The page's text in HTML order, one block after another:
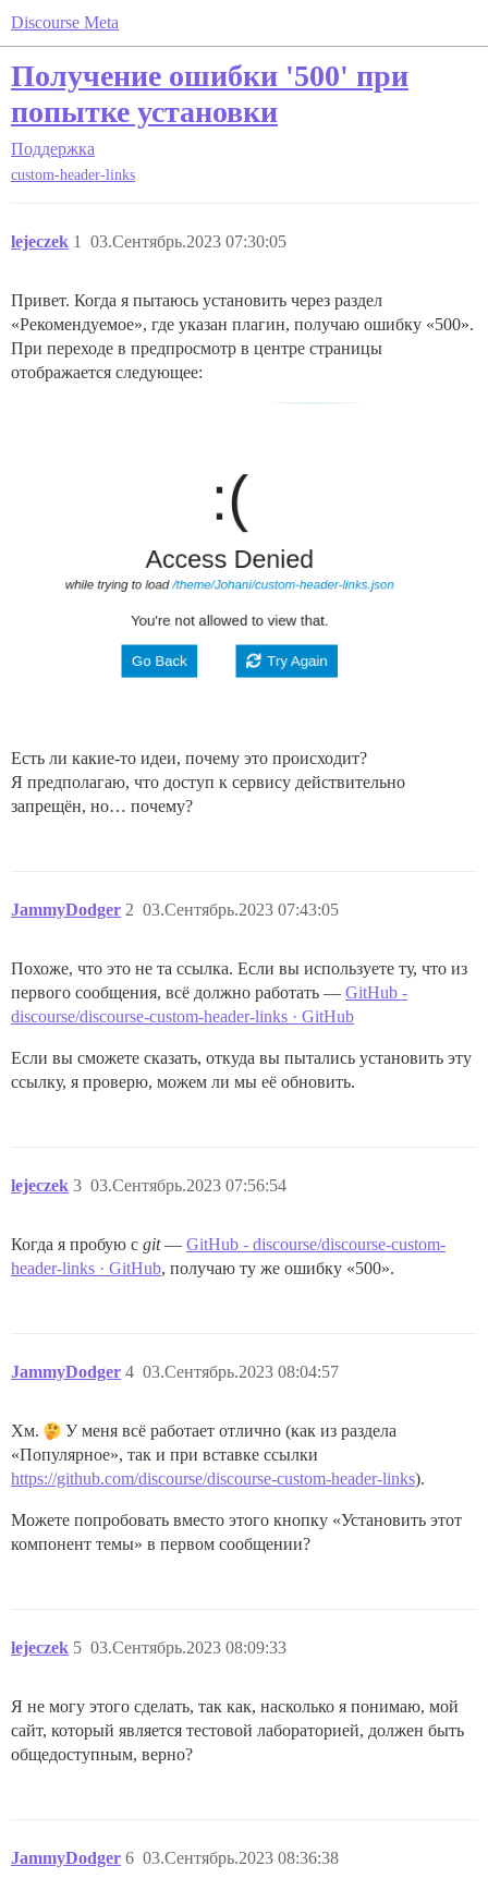
Discourse Meta
Получение ошибки '500' при
попытке установки
Поддержка
custom-header-links
lejeczek 03.Сентябрь.2023 07:30:05
1
Привет. Когда я пытаюсь установить через раздел
«Рекомендуемое», где указан плагин, получаю ошибку «500».
При переходе в предпросмотр в центре страницы
отображается следующее:
Есть ли какие-то идеи, почему это происходит?
Я предполагаю, что доступ к сервису действительно
запрещён, но… почему?
JammyDodger 03.Сентябрь.2023 07:43:05
2
Похоже, что это не та ссылка. Если вы используете ту, что из
первого сообщения, всё должно работать — GitHub -
discourse/discourse-custom-header-links · GitHub
Если вы сможете сказать, откуда вы пытались установить эту
ссылку, я проверю, можем ли мы её обновить.
lejeczek 03.Сентябрь.2023 07:56:54
3
Когда я пробую с git— GitHub - discourse/discourse-custom-
header-links · GitHub, получаю ту же ошибку «500».
JammyDodger 03.Сентябрь.2023 08:04:57
4
Хм.
У меня всё работает отлично (как из раздела
«Популярное», так и при вставке ссылки
https://github.com/discourse/discourse-custom-header-links).
Можете попробовать вместо этого кнопку «Установить этот
компонент темы» в первом сообщении?
lejeczek 03.Сентябрь.2023 08:09:33
5
Я не могу этого сделать, так как, насколько я понимаю, мой
сайт, который является тестовой лабораторией, должен быть
общедоступным, верно?
JammyDodger 03.Сентябрь.2023 08:36:38
6